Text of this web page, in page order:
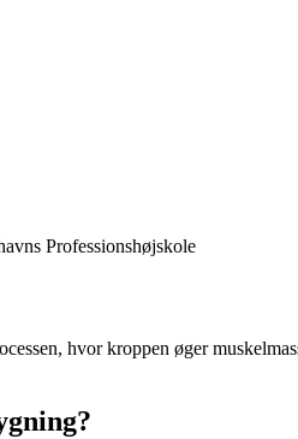
Professionshøjskole
hvor kroppen øger